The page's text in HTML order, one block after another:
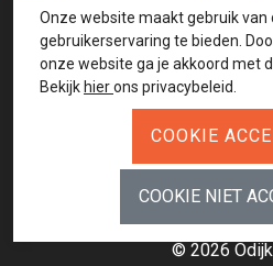
INSCHRIJVEN
© 2026
Onze website maakt gebruik van
gebruikerservaring te bieden.
onze website ga je akkoord met
Bekijk hierons privacybeleid.